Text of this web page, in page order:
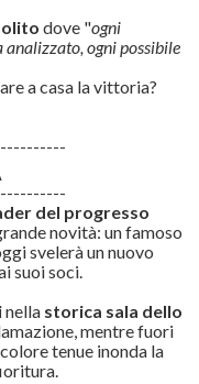
dove "ogni
ogni possibile
a casa la vittoria?
del progresso
novità: un famoso
svelerà un nuovo
suoi soci.
nella storica sala dello
mentre fuori
tenue inonda la